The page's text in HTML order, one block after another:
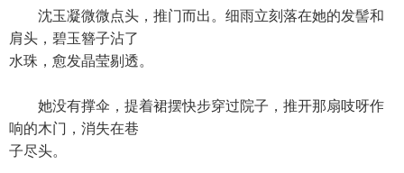
沈玉凝微微点头，推门而出。细雨立刻落在她的发髻和
肩头，碧玉簪子沾了
水珠，愈发晶莹剔透。
她没有撑伞，提着裙摆快步穿过院子，推开那扇吱呀作
响的木门，消失在巷
子尽头。